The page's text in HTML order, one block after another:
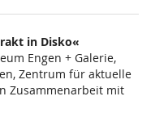
in Disko«
Engen + Galerie,
Zentrum für aktuelle
Zusammenarbeit mit